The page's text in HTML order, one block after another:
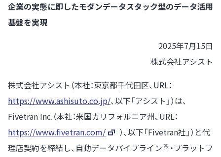
企業の実態に即したモダンデータスタック型のデータ活用
基盤を実現
2025年7月15日
株式会社アシスト
株式会社アシスト（本社：東京都千代田区、URL：
https://www.ashisuto.co.jp/、以下「アシスト」）は、
Fivetran Inc.（本社：米国カリフォルニア州、URL：
https://www.fivetran.com/
）、以下「Fivetran社」）と代
理店契約を締結し、自動データパイプライン ※ ・プラットフ